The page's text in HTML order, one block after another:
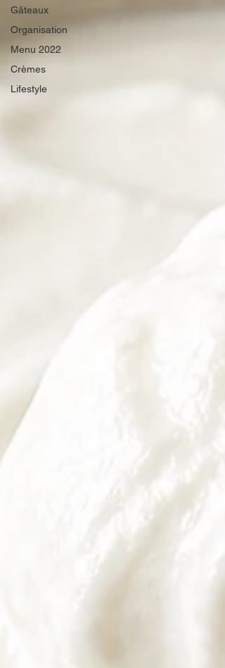
Gâteaux
Organisation
Menu 2022
Crèmes
Lifestyle